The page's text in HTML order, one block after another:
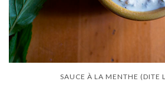
SAUCE À LA MENTHE (DITE